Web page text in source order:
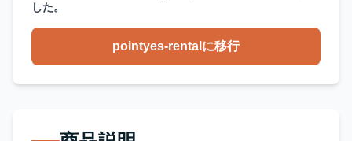
した。
pointyes-rentalに移行